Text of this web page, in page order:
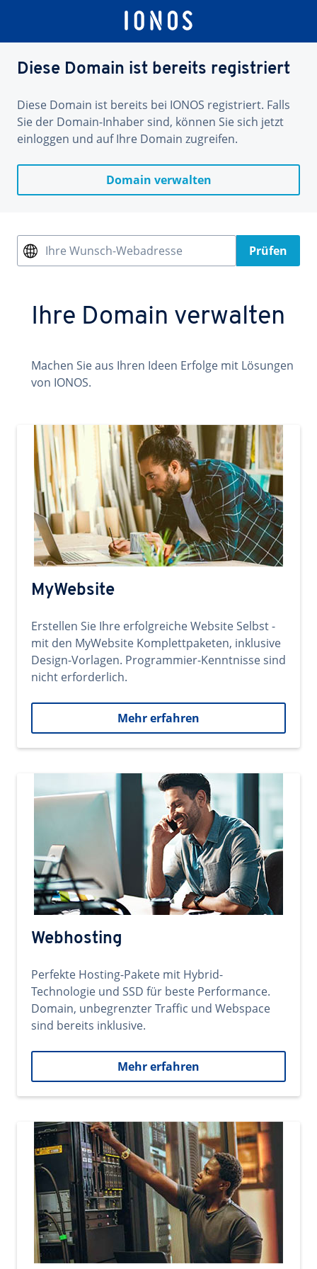
Diese Domain ist bereits registriert
Diese Domain ist bereits bei IONOS registriert. Falls
Sie der Domain-Inhaber sind, können Sie sich jetzt
einloggen und auf Ihre Domain zugreifen.
Domain verwalten
Ihre Wunsch-Webadresse Prüfen
Ihre Domain verwalten
Machen Sie aus Ihren Ideen Erfolge mit Lösungen
von IONOS.
MyWebsite
Erstellen Sie Ihre erfolgreiche Website Selbst -
mit den MyWebsite Komplettpaketen, inklusive
Design-Vorlagen. Programmier-Kenntnisse sind
nicht erforderlich.
Mehr erfahren
Webhosting
Perfekte Hosting-Pakete mit Hybrid-
Technologie und SSD für beste Performance.
Domain, unbegrenzter Traffic und Webspace
sind bereits inklusive.
Mehr erfahren